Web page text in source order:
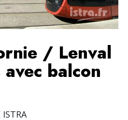
/ Lenval
balcon
ISTRA